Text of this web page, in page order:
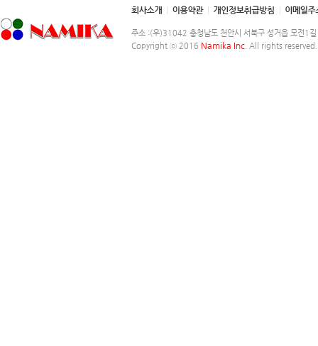
주소 :(우)31042 충청남도 천안시 서북구 성거읍 모
Copyright ⓒ 2016 Namika Inc . All rights reserved.